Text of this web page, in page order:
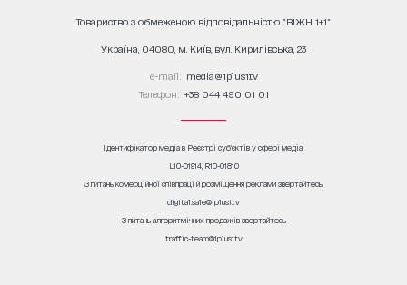
Товариство з обмеженою відповідальністю "ВІЖН 1+1"
Україна, 04080, м. Київ, вул. Кирилівська, 23
е-mail: media@1plus1.tv
Телефон: +38 044 490 01 01
Ідентифікатор медіа в Реєстрі суб’єктів у сфері медіа:
L10-01914, R10-01810
З питань комерційної співпраці й розміщення реклами звертайтесь
digital.sale@1plus1.tv
З питань алгоритмічних продажів звертайтесь
traffic-team@1plus1.tv